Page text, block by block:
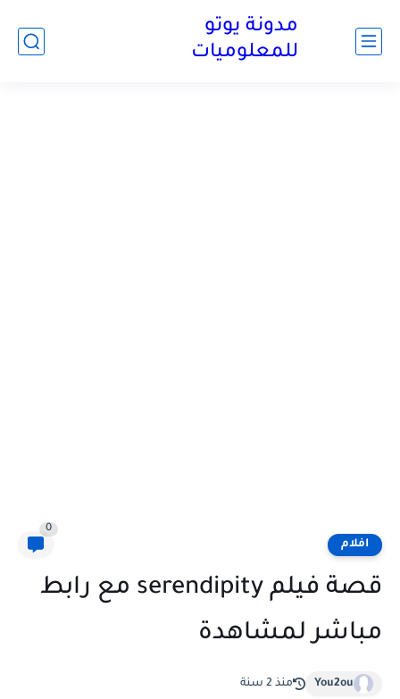
مدونة يوتو
للمعلوميات
افلام
0
قصة فيلم serendipity مع رابط
مباشر لمشاهدة
You2ou منذ 2 سنة